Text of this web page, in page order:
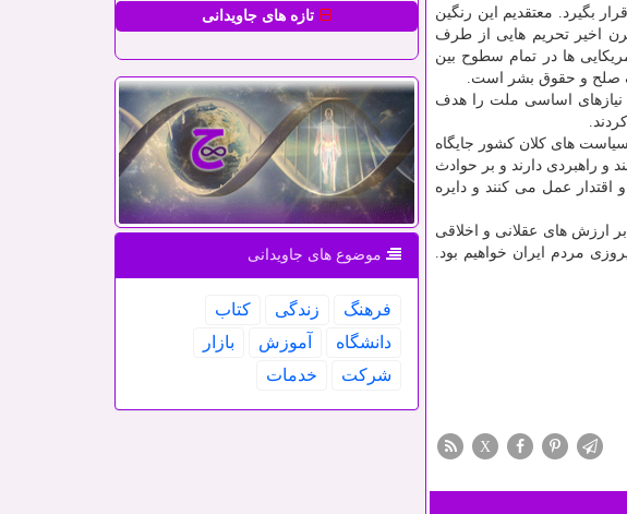
بگیرد. معتقدیم این رنگین
اخیر تحریم هایی از طرف
ها در تمام سطوح بین
صلح و حقوق بشر است.
نیازهای اساسی ملت را هدف
های كلان كشور جایگاه
راهبردی دارند و بر حوادث
اقتدار عمل می كنند و دایره
ارزش های عقلانی و اخلاقی
مردم ایران خواهیم بود.
X
تازه های جاویدانی
موضوع های جاویدانی
فرهنگ زندگی
كتاب
دانشگاه
آموزش
بازار
شركت
خدمات